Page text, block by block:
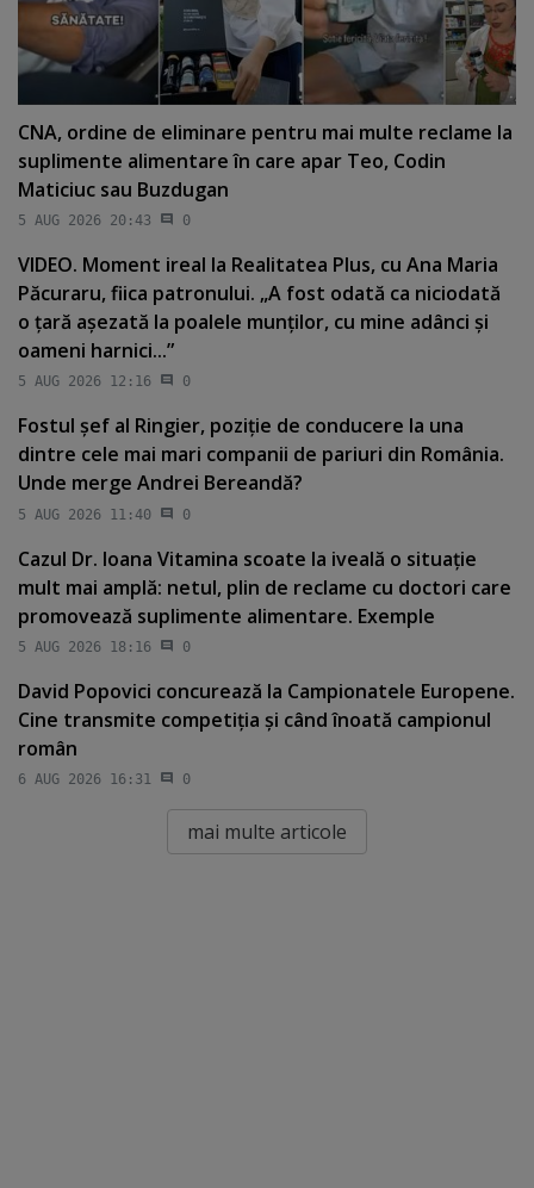
CNA, ordine de eliminare pentru mai multe reclame la
suplimente alimentare în care apar Teo, Codin
Maticiuc sau Buzdugan
5 AUG 2026 20:43 0
VIDEO. Moment ireal la Realitatea Plus, cu Ana Maria
Păcuraru, fiica patronului. „A fost odată ca niciodată
o ţară aşezată la poalele munţilor, cu mine adânci şi
oameni harnici...”
5 AUG 2026 12:16 0
Fostul şef al Ringier, poziţie de conducere la una
dintre cele mai mari companii de pariuri din România.
Unde merge Andrei Bereandă?
5 AUG 2026 11:40 0
Cazul Dr. Ioana Vitamina scoate la iveală o situaţie
mult mai amplă: netul, plin de reclame cu doctori care
promovează suplimente alimentare. Exemple
5 AUG 2026 18:16 0
David Popovici concurează la Campionatele Europene.
Cine transmite competiţia şi când înoată campionul
român
6 AUG 2026 16:31 0
mai multe articole